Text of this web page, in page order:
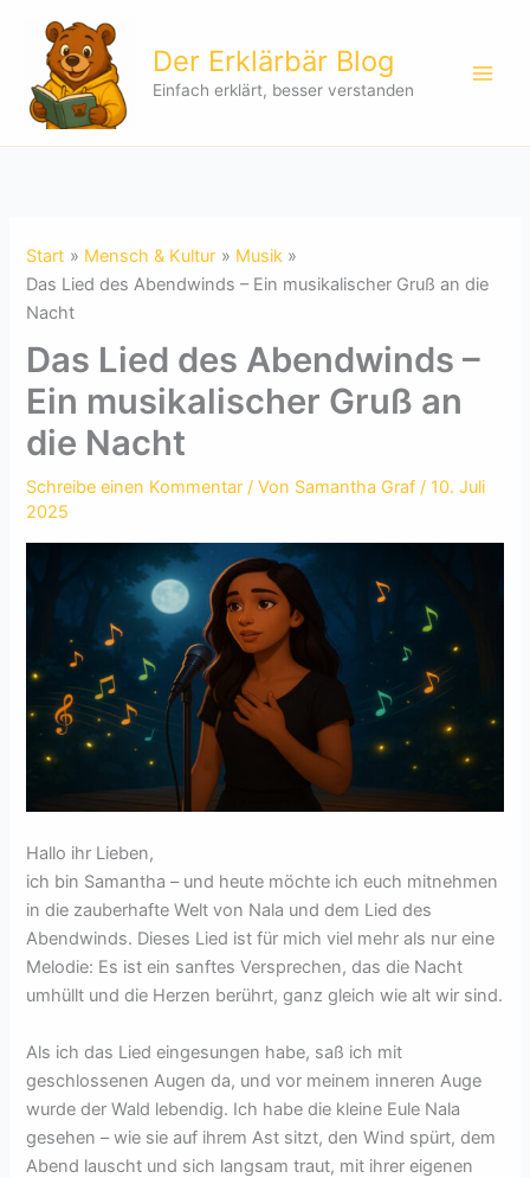
springen
Der Erklärbär Blog
Einfach erklärt, besser verstanden
Start Mensch & Kultur
Musik
Das Lied des Abendwinds – Ein musikalischer Gruß an die
Nacht
Das Lied des Abendwinds –
Ein musikalischer Gruß an
die Nacht
Schreibe einen Kommentar / Von Samantha Graf/ 10. Juli
2025
Hallo ihr Lieben,
ich bin Samantha – und heute möchte ich euch mitnehmen
in die zauberhafte Welt von Nala und dem Lied des
Abendwinds. Dieses Lied ist für mich viel mehr als nur eine
Melodie: Es ist ein sanftes Versprechen, das die Nacht
umhüllt und die Herzen berührt, ganz gleich wie alt wir sind.
Als ich das Lied eingesungen habe, saß ich mit
geschlossenen Augen da, und vor meinem inneren Auge
wurde der Wald lebendig. Ich habe die kleine Eule Nala
gesehen – wie sie auf ihrem Ast sitzt, den Wind spürt, dem
Abend lauscht und sich langsam traut, mit ihrer eigenen